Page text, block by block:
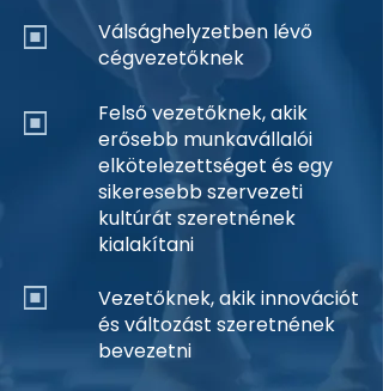
Válsághelyzetben lévő
cégvezetőknek
Felső vezetőknek, akik
erősebb munkavállalói
elkötelezettséget és egy
sikeresebb szervezeti
kultúrát szeretnének
kialakítani
Vezetőknek, akik innovációt
és változást szeretnének
bevezetni